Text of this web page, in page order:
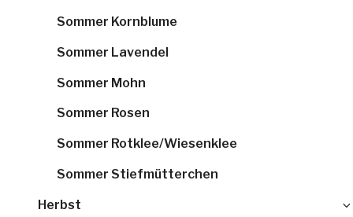
Sommer Kornblume
Sommer Lavendel
Sommer Mohn
Sommer Rosen
Sommer Rotklee/Wiesenklee
Sommer Stiefmütterchen
Herbst